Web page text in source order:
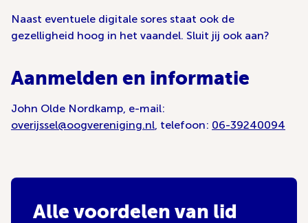
Naast eventuele digitale sores staat ook de
gezelligheid hoog in het vaandel. Sluit jij ook aan?
Aanmelden en informatie
John Olde Nordkamp, e-mail:
overijssel@oogvereniging.nl, telefoon: 06-39240094
Alle voordelen van lid